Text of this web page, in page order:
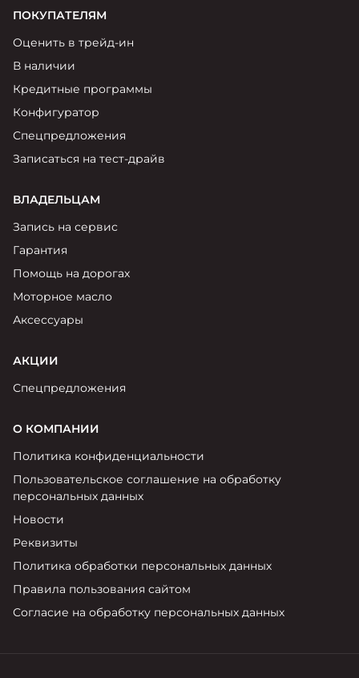
ПОКУПАТЕЛЯМ
Оценить в трейд-ин
В наличии
Кредитные программы
Конфигуратор
Спецпредложения
Записаться на тест-драйв
ВЛАДЕЛЬЦАМ
Запись на сервис
Гарантия
Помощь на дорогах
Моторное масло
Аксессуары
АКЦИИ
Спецпредложения
О КОМПАНИИ
Политика конфиденциальности
Пользовательское соглашение на обработку
персональных данных
Новости
Реквизиты
Политика обработки персональных данных
Правила пользования сайтом
Согласие на обработку персональных данных